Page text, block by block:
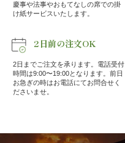
文
法・
配
エ
慶事や法事やおもてなしの席での掛
け紙サービスいたします。
2日前の注文OK
2日までご注文を承ります。電話受付
時間は9:00〜19:00となります。前日
お急ぎの時はお電話にてお問合せく
ださいませ。